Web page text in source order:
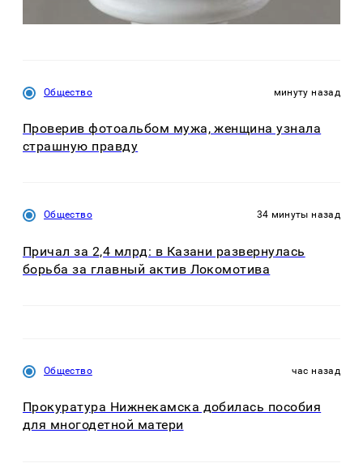
Общество минуту назад
Проверив фотоальбом мужа, женщина узнала
страшную правду
Общество 34 минуты назад
Причал за 2,4 млрд: в Казани развернулась
борьба за главный актив Локомотива
Общество час назад
Прокуратура Нижнекамска добилась пособия
для многодетной матери